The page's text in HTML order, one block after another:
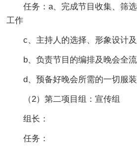
任务：a、完成节目收集、筛选
工作
c、主持人的选择、形象设计及
b、负责节目的编排及晚会全流
d、预备好晚会所需的一切服装
（2）第二项目组：宣传组
组长：
任务：